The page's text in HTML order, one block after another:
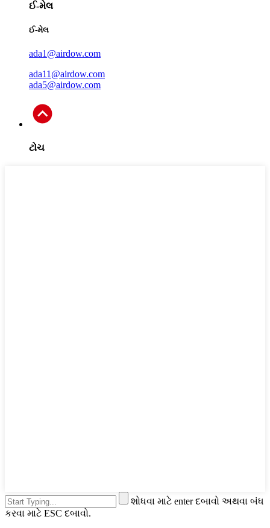
ઈ-મેલ
ઈ-મેલ
ada1@airdow.com
ada11@airdow.com
ada5@airdow.com
ટોચ
શોધવા માટે enter દબાવો અથવા બંધ
કરવા માટે ESC દબાવો.